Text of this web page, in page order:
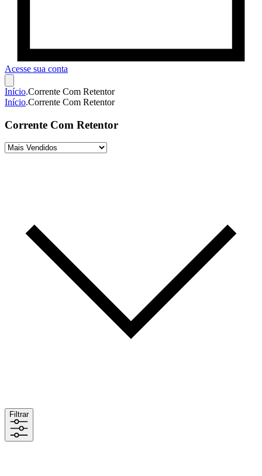
Acesse sua conta
Início.Corrente Com Retentor
Início.Corrente Com Retentor
Corrente Com Retentor
Filtrar